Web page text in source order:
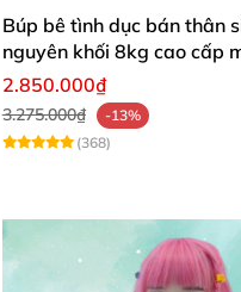
Búp bê tình dục bán thân
nguyên khối 8kg cao cấp
người thật
2.850.000₫
3.275.000₫
-13%
(368)